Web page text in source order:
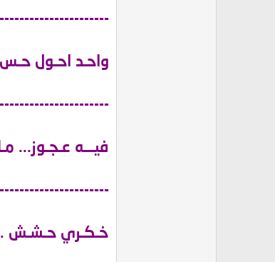
واحـد احـول حـس
فيـــه عـجـوز...
خـكـري حـشـش ...